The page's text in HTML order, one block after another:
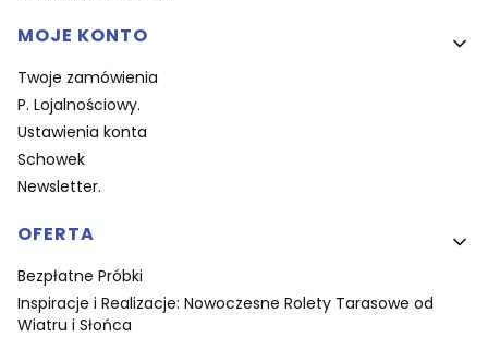
MOJE KONTO
Twoje zamówienia
P. Lojalnościowy.
Ustawienia konta
Schowek
Newsletter.
OFERTA
Bezpłatne Próbki
Inspiracje i Realizacje: Nowoczesne Rolety Tarasowe od
Wiatru i Słońca